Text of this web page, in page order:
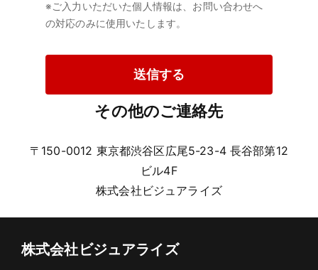
※ご入力いただいた個人情報は、お問い合わせへ
の対応のみに使用いたします。
送信する
その他のご連絡先
〒150-0012 東京都渋谷区広尾5-23-4 長谷部第12
ビル4F
株式会社ビジュアライズ
株式会社ビジュアライズ